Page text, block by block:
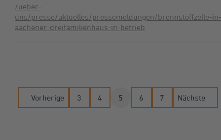
/ueber-
uns/presse/aktuelles/pressemeldungen/brennstoffzelle-in-
aachener-dreifamilienhaus-in-betrieb
Vorherige 3 4 5 6 7 Nächste